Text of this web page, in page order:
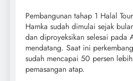
Pembangunan tahap 1 Halal
Hamka sudah dimulai sejak
dan diproyeksikan selesai pada
mendatang. Saat ini
sudah mencapai 50 persen
pemasangan atap.